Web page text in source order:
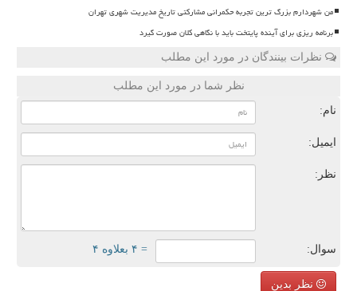
من شهردارم بزرگ ترین تجربه حکمرانی مشارکتی تاریخ مدیریت شهری تهران
برنامه ریزی برای آینده پایتخت باید با نگاهی کلان صورت گیرد
نظرات بینندگان در مورد این مطلب
نظر شما در مورد این مطلب
نام:
ایمیل:
نظر:
سوال: = ۴ بعلاوه ۴
نظر بدین